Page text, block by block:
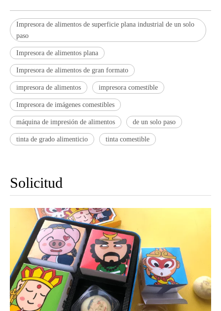
Impresora de alimentos de superficie plana industrial de un solo
paso
Impresora de alimentos plana
Impresora de alimentos de gran formato
impresora de alimentos impresora comestible
Impresora de imágenes comestibles
máquina de impresión de alimentos de un solo paso
tinta de grado alimenticio tinta comestible
Solicitud